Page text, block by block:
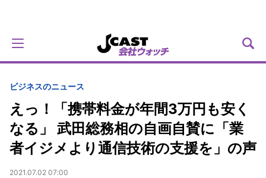
ビジネスのニュース
えっ！「携帯料金が年間3万円も安く
なる」 武田総務相の自画自賛に「業
者イジメより通信技術の支援を」の声
2021.07.02 07:00